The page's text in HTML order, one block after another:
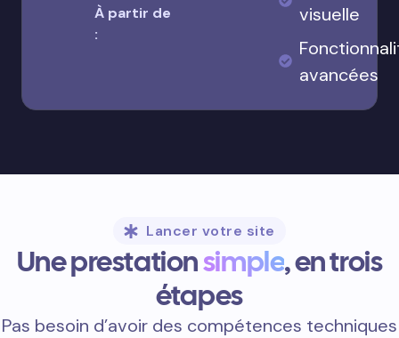
À partir de
:
visuelle
avancées
Lancer votre site
Une prestationsimple, en trois
étapes
Pas besoin d’avoir des compétences techniques